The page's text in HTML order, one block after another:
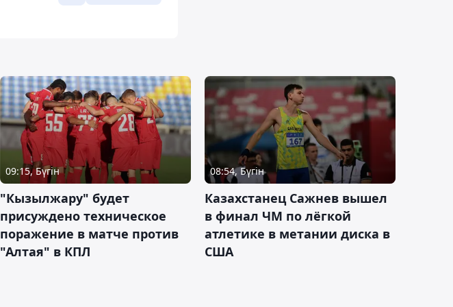
09:15, Бүгін
"Кызылжару" будет
присуждено техническое
поражение в матче против
"Алтая" в КПЛ
08:54, Бүгін
Казахстанец Сажнев вышел
в финал ЧМ по лёгкой
атлетике в метании диска в
США